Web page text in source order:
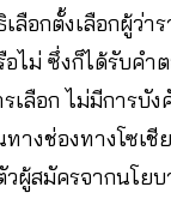
ลือกตั้งเลือกผู้ว่า
ไม่ ซึ่งก็ได้รับคำ
เลือก ไม่มีการบั
างช่องทางโซเชี
ผู้สมัครจากนโยบ